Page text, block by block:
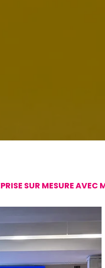
SUR MESURE AVEC